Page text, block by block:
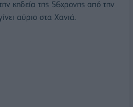
κηδεία της 56χρονης από την
αύριο στα Χανιά.